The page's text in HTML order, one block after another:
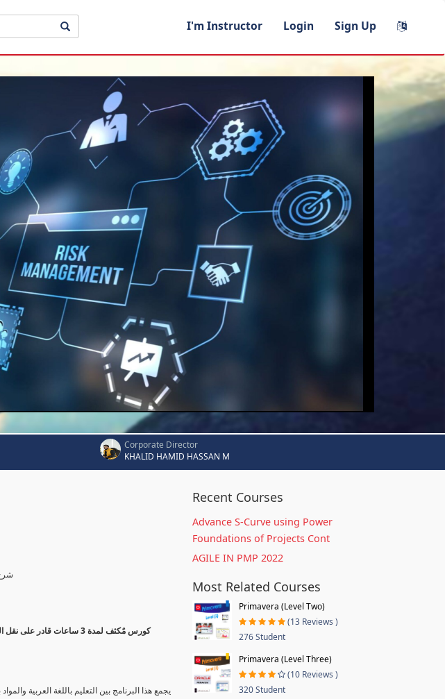
I'm Instructor Login Sign Up
Corporate Director
KHALID HAMID HASSAN M
كورس مٌكثف لمدة 3 ساعات
يجمع هذا البرنامج بين التعليم باللغة العربية
Recent Courses
Advance S-Curve using Power
Foundations of Projects Cont
AGILE IN PMP 2022
Most Related Courses
Primavera (Level Two)
(13 Reviews )
276 Student
Primavera (Level Three)
(10 Reviews )
320 Student